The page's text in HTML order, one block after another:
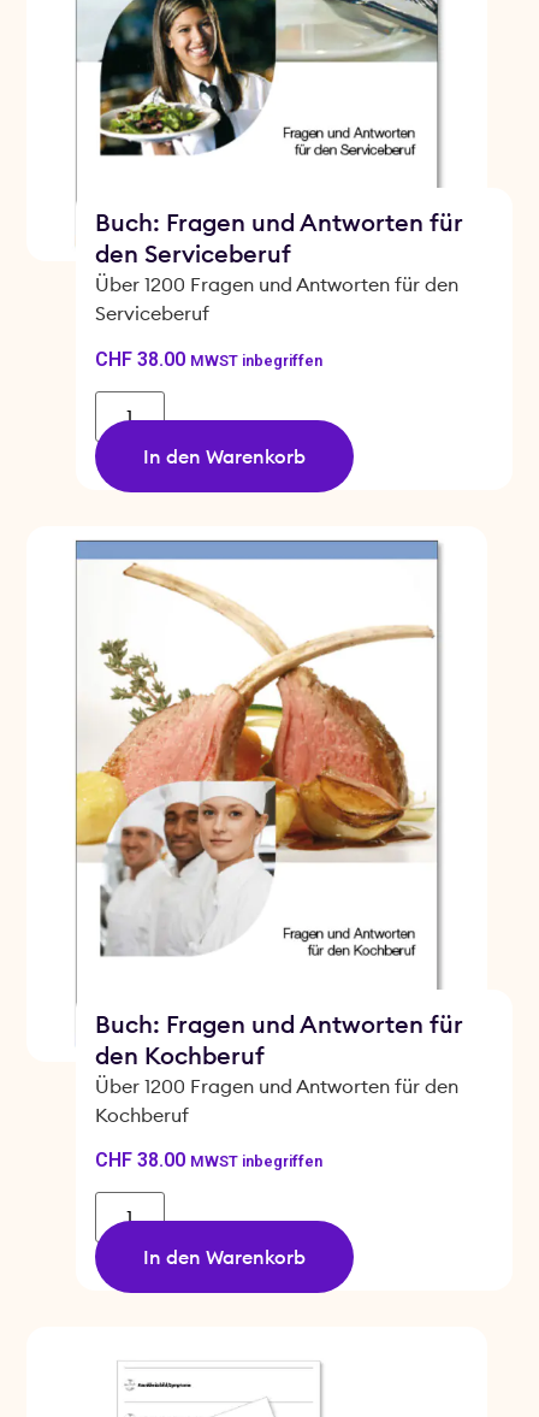
Buch: Fragen und Antworten für
den Serviceberuf
Über 1200 Fragen und Antworten für den
Serviceberuf
CHF38.00 MWST inbegriffen
In den Warenkorb
Buch: Fragen und Antworten für
den Kochberuf
Über 1200 Fragen und Antworten für den
Kochberuf
CHF38.00 MWST inbegriffen
In den Warenkorb